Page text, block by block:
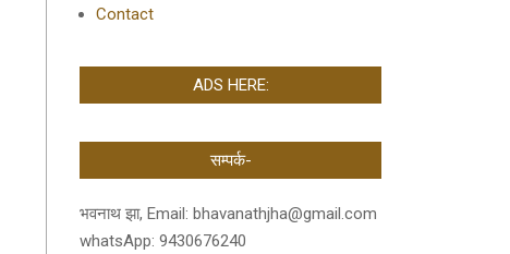
Contact
ADS HERE:
सम्पर्क-
भवनाथ झा, Email: bhavanathjha@gmail.com
whatsApp: 9430676240